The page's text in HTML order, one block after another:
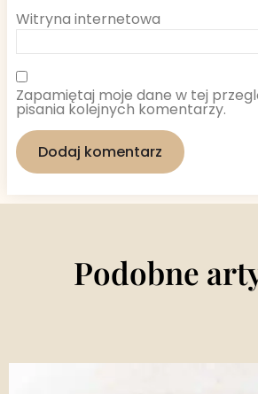
Witryna internetowa
Zapamiętaj moje dane w tej
pisania kolejnych komentarzy.
Podobne